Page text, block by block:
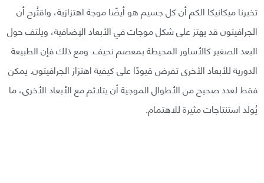
تخبرنا ميكانيكا الكم أن كل جسيم هو أيضًا موجة اهتزازية، واقتُرح أن
الجرافيتون قد يهتز على شكل موجات في الأبعاد الإضافية، ويلتف حول
البعد الصغير كالأساور المحيطة بمعصم نحيف. ومع ذلك فإن الطبيعة
الدورية للأبعاد الأخرى تفرض قيودًا على كيفية اهتزاز الجرافيتون. يمكن
فقط لعدد صحيح من الأطوال الموجية أن يتلائم مع الأبعاد الأخرى، ما
يُولد استنتاجات مثيرة للاهتمام.